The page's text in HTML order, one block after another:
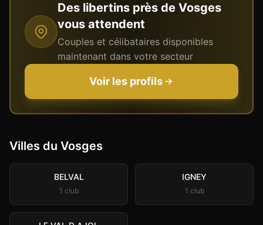
Des libertins près de Vosges
vous attendent
Couples et célibataires disponibles
maintenant dans votre secteur
Voir les profils
Villes du Vosges
BELVAL
1 club
IGNEY
1 club